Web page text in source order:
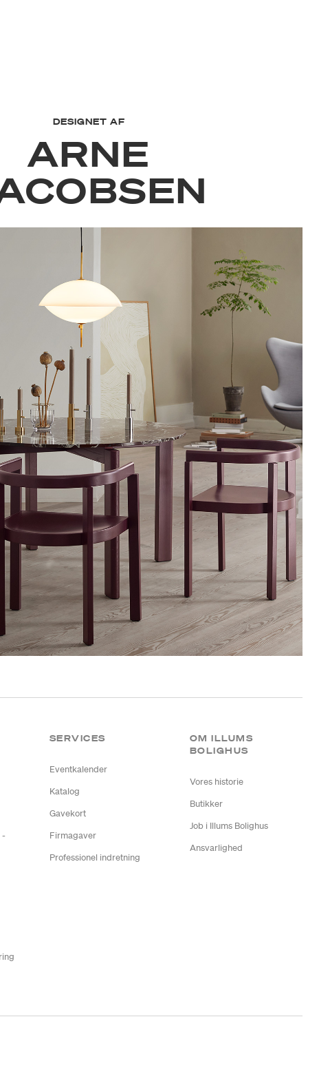
DESIGNET AF
ARNE
-
SERVICES
Eventkalender
Katalog
Gavekort
Firmagaver
Professionel indretning
OM ILLUMS
BOLIGHUS
Vores historie
Butikker
Job i Illums Bolighus
Ansvarlighed